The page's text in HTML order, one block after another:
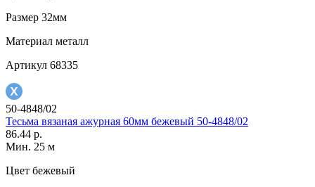
Размер 32мм
Материал металл
Артикул 68335
50-4848/02
Тесьма вязаная ажурная 60мм бежевый 50-4848/02
86.44 р.
Мин. 25 м
Цвет бежевый